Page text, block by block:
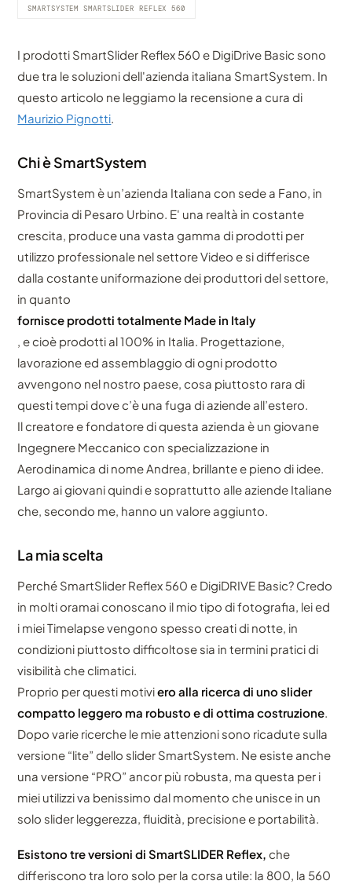
SMARTSYSTEM SMARTSLIDER REFLEX 560
I prodotti SmartSlider Reflex 560 e DigiDrive Basic sono
due tra le soluzioni dell'azienda italiana SmartSystem. In
questo articolo ne leggiamo la recensione a cura di
Maurizio Pignotti.
Chi è SmartSystem
SmartSystem è un’azienda Italiana con sede a Fano, in
Provincia di Pesaro Urbino. E' una realtà in costante
crescita, produce una vasta gamma di prodotti per
utilizzo professionale nel settore Video e si differisce
dalla costante uniformazione dei produttori del settore,
in quanto
fornisce prodotti totalmente Made in Italy
, e cioè prodotti al 100% in Italia. Progettazione,
lavorazione ed assemblaggio di ogni prodotto
avvengono nel nostro paese, cosa piuttosto rara di
questi tempi dove c’è una fuga di aziende all’estero.
Il creatore e fondatore di questa azienda è un giovane
Ingegnere Meccanico con specializzazione in
Aerodinamica di nome Andrea, brillante e pieno di idee.
Largo ai giovani quindi e soprattutto alle aziende Italiane
che, secondo me, hanno un valore aggiunto.
La mia scelta
Perché SmartSlider Reflex 560 e DigiDRIVE Basic? Credo
in molti oramai conoscano il mio tipo di fotografia, lei ed
i miei Timelapse vengono spesso creati di notte, in
condizioni piuttosto difficoltose sia in termini pratici di
visibilità che climatici.
Proprio per questi motiviero alla ricerca di uno slider
compatto leggero ma robusto e di ottima costruzione.
Dopo varie ricerche le mie attenzioni sono ricadute sulla
versione “lite” dello slider SmartSystem. Ne esiste anche
una versione “PRO” ancor più robusta, ma questa per i
miei utilizzi va benissimo dal momento che unisce in un
solo slider leggerezza, fluidità, precisione e portabilità.
Esistono tre versioni di SmartSLIDER Reflex, che
differiscono tra loro solo per la corsa utile: la 800, la 560